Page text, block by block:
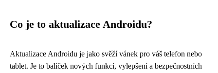
Co je to aktualizace Androidu?
Aktualizace Androidu je jako svěží vánek pro váš telefon nebo
tablet. Je to balíček nových funkcí, vylepšení a bezpečnostních